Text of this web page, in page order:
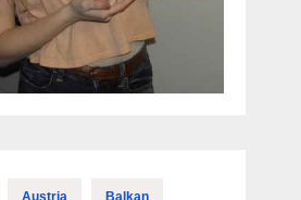
Austria Balkan